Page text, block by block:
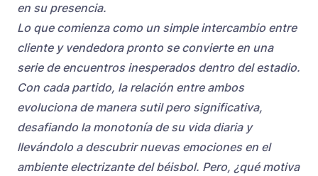
en su presencia.
Lo que comienza como un simple intercambio entre
cliente y vendedora pronto se convierte en una
serie de encuentros inesperados dentro del estadio.
Con cada partido, la relación entre ambos
evoluciona de manera sutil pero significativa,
desafiando la monotonía de su vida diaria y
llevándolo a descubrir nuevas emociones en el
ambiente electrizante del béisbol. Pero, ¿qué motiva